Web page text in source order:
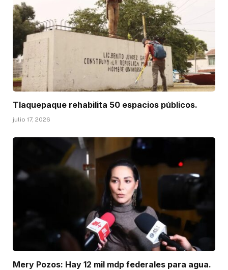
Tlaquepaque rehabilita 50 espacios públicos.
julio 17, 2026
Mery Pozos: Hay 12 mil mdp federales para agua.